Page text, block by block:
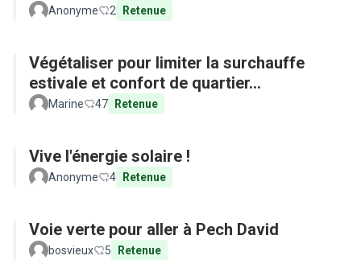
Anonyme 2 Retenue
Végétaliser pour limiter la surchauffe
estivale et confort de quartier...
Marine 47 Retenue
Vive l'énergie solaire !
Anonyme 4 Retenue
Voie verte pour aller à Pech David
bosvieux 5 Retenue